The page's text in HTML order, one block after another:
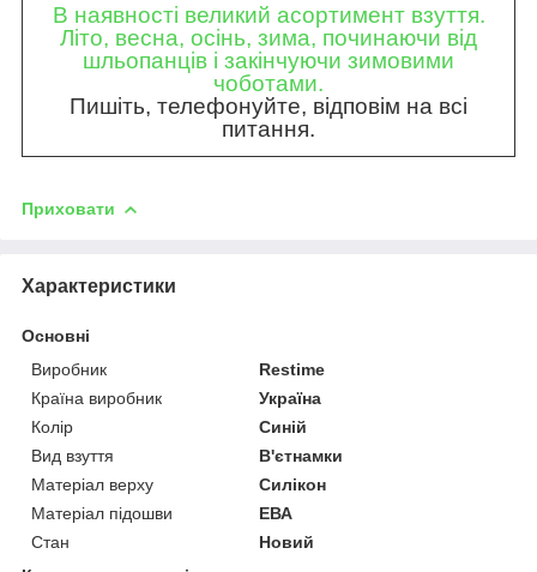
В наявності великий асортимент взуття.
Літо, весна, осінь, зима, починаючи від
шльопанців і закінчуючи зимовими
чоботами.
Пишіть, телефонуйте, відповім на всі
питання.
Приховати
Характеристики
Основні
Виробник
Restime
Країна виробник
Україна
Колір
Синій
Вид взуття
В'єтнамки
Матеріал верху
Силікон
Матеріал підошви
ЕВА
Стан
Новий